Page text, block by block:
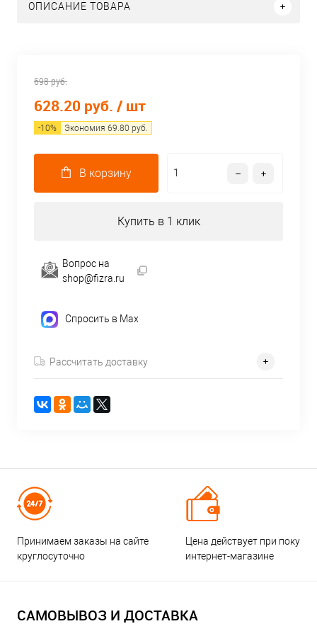
ОПИСАНИЕ ТОВАРА
698 руб.
628.20 руб. / шт
-10% Экономия 69.80 руб.
В корзину
Купить в 1 клик
Вопрос на
shop@fizra.ru
Спросить в Max
Рассчитать доставку
Принимаем заказы на сайте
круглосуточно
Цена действует при
интернет-магазине
САМОВЫВОЗ И ДОСТАВКА